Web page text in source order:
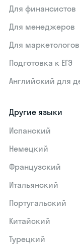
Для финансистов
Для менеджеров
Для маркетологов
Подготовка к ЕГЭ
Английский для
Другие языки
Испанский
Немецкий
Французский
Итальянский
Португальский
Китайский
Турецкий